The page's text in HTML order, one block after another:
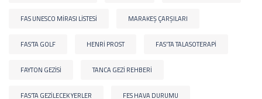
FAS UNESCO MIRASI LISTESI MARAKEŞ ÇARŞILARI
FAS’TA GOLF HENRI PROST FAS'TA TALASOTERAPI
FAYTON GEZISI TANCA GEZI REHBERI
FAS’TA GEZILECEK YERLER FES HAVA DURUMU